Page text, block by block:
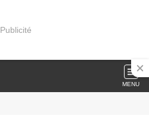
Publicité
MENU